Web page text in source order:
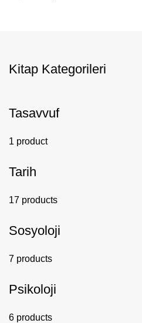
Kitap Kategorileri
Tasavvuf
1 product
Tarih
17 products
Sosyoloji
7 products
Psikoloji
6 products